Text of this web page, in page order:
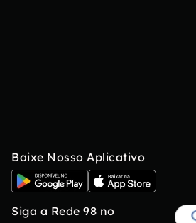
Baixe Nosso Aplicativo
Siga a Rede 98 no